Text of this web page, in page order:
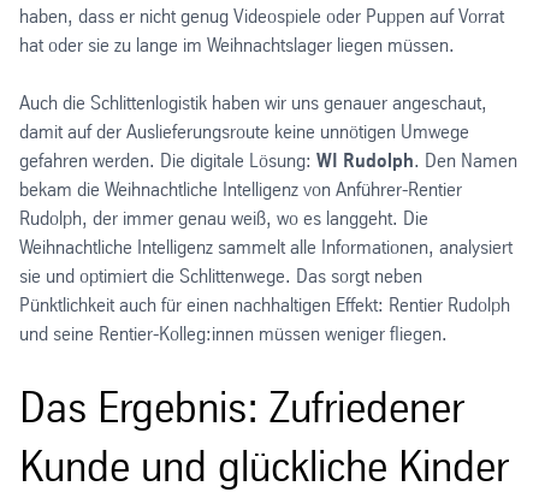
haben, dass er nicht genug Videospiele oder Puppen auf Vorrat
hat oder sie zu lange im Weihnachtslager liegen müssen.
Auch die Schlittenlogistik haben wir uns genauer angeschaut,
damit auf der Auslieferungsroute keine unnötigen Umwege
gefahren werden. Die digitale Lösung: WI Rudolph. Den Namen
bekam die Weihnachtliche Intelligenz von Anführer-Rentier
Rudolph, der immer genau weiß, wo es langgeht. Die
Weihnachtliche Intelligenz sammelt alle Informationen, analysiert
sie und optimiert die Schlittenwege. Das sorgt neben
Pünktlichkeit auch für einen nachhaltigen Effekt: Rentier Rudolph
und seine Rentier-Kolleg:innen müssen weniger fliegen.
Das Ergebnis: Zufriedener
Kunde und glückliche Kinder